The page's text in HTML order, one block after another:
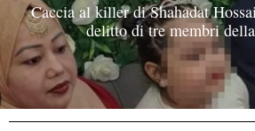
Caccia al killer di Shahadat
delitto di tre membri